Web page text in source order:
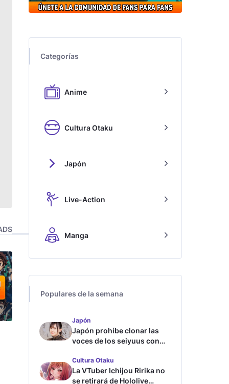
Categorías
Anime
Cultura Otaku
Japón
Live-Action
Manga
Populares de la semana
Japón
Japón prohíbe clonar las
voces de los seiyuus con
Cultura Otaku
La VTuber Ichijou Ririka no
se retirará de Hololive